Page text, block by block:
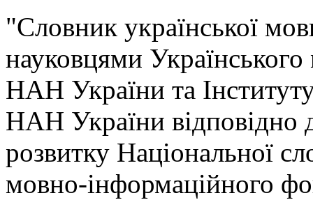
"Словник української
науковцями
НАН України та
НАН України відповідно
розвитку Національної
мовно-інформаційного